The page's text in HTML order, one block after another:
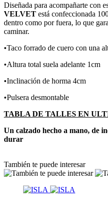
Diseñada para acompañarte con
VELVET está confeccionada
dentro como por fuera, lo que
caminar.
•Taco forrado de cuero con una
•Altura total suela adelante 1cm
•Inclinación de horma 4cm
•Pulsera desmontable
TABLA DE TALLES EN
Un calzado hecho a mano, de
durar
También te puede interesar